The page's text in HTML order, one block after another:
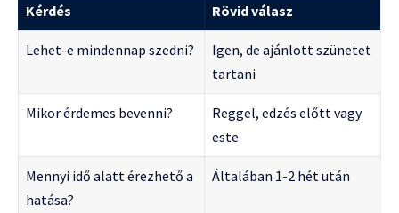
Kérdés
Rövid válasz
Lehet-e mindennap szedni?
Igen, de ajánlott szünetet
tartani
Mikor érdemes bevenni?
Reggel, edzés előtt vagy
este
Mennyi idő alatt érezhető a
hatása?
Általában 1-2 hét után